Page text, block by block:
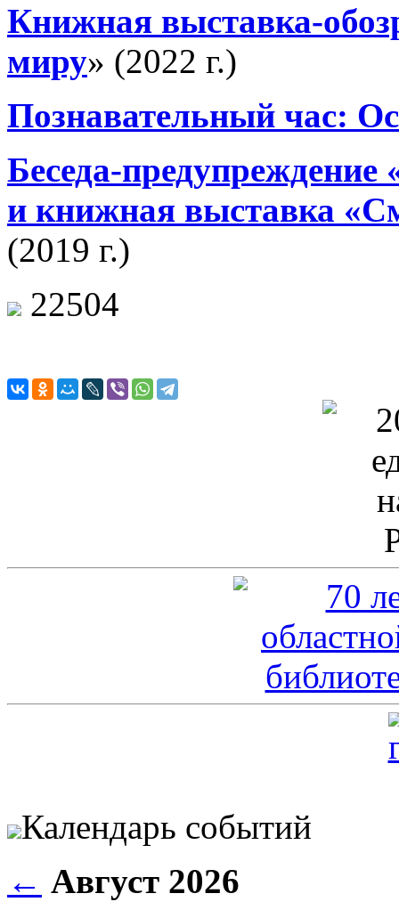
Книжная выставка-
миру» (2022 г.)
Познавательный час:
Беседа-предупреждение
и книжная выставка
(2019 г.)
22504
Календарь событий
← Август 2026